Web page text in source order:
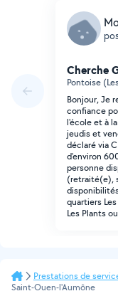
Cherche
Pontoise
Bonjour, Je
confiance
l'école et à
jeudis et
déclaré via
d'environ
personne
(retraité(e),
quartiers
Les Plants
Prestations de
Saint-Ouen-l'Aumône